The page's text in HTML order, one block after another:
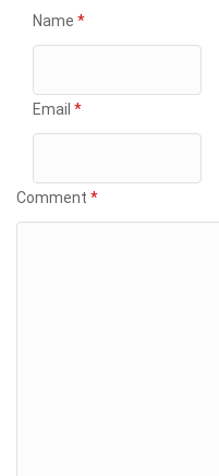
Name *
Email *
Comment *